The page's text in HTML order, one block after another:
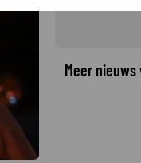
Meer nieuws